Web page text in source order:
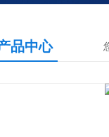
品中心